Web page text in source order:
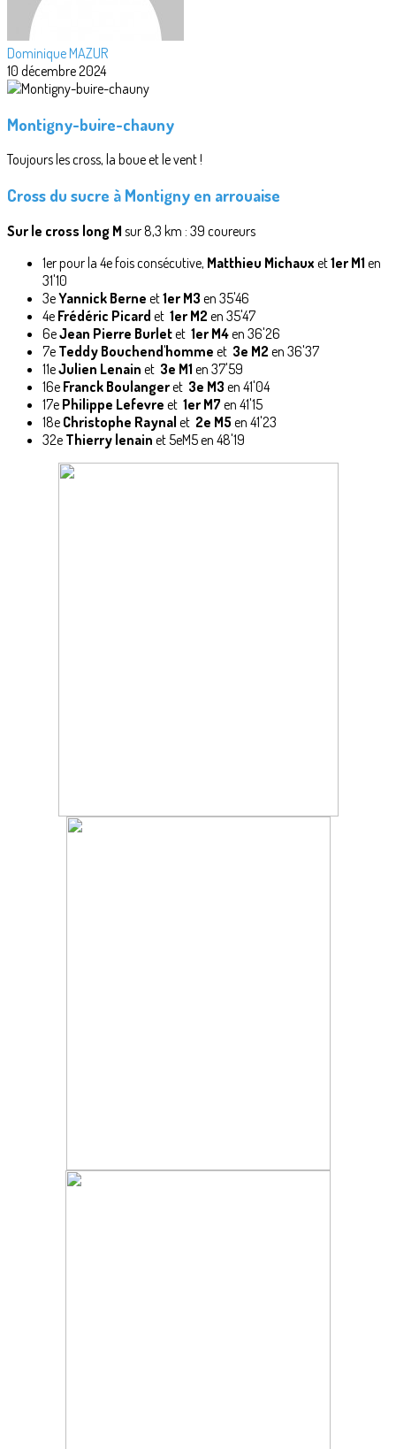
Dominique MAZUR
10 décembre 2024
Montigny-buire-chauny
Toujours les cross, la boue et le vent !
Cross du sucre à Montigny en arrouaise
Sur le cross long M sur 8,3 km : 39 coureurs
1er pour la 4e fois consécutive, Matthieu Michaux et1er M1 en
31'10
3eYannick Berne et1er M3 en 35'46
4e Frédéric Picard et 1er M2 en 35'47
6eJean Pierre Burletet 1er M4en 36'26
7e Teddy Bouchend'homme et 3e M2 en 36'37
11eJulien Lenain et 3e M1 en 37'59
16e Franck Boulangeret 3e M3 en 41'04
17e Philippe Lefevre et 1er M7 en 41'15
18e Christophe Raynal et 2e M5 en 41'23
32e Thierry lenain et 5eM5 en 48'19